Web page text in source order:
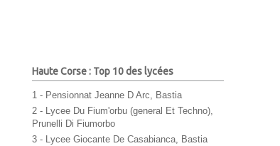
Haute Corse : Top 10 des lycées
1 - Pensionnat Jeanne D Arc, Bastia
2 - Lycee Du Fium'orbu (general Et Techno),
Prunelli Di Fiumorbo
3 - Lycee Giocante De Casabianca, Bastia